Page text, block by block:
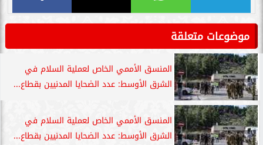
موضوعات متعلقة
المنسق الأممي الخاص لعملية السلام في
الشرق الأوسط: عدد الضحايا المدنيين بقطاع...
المنسق الأممي الخاص لعملية السلام في
الشرق الأوسط: عدد الضحايا المدنيين بقطاع...